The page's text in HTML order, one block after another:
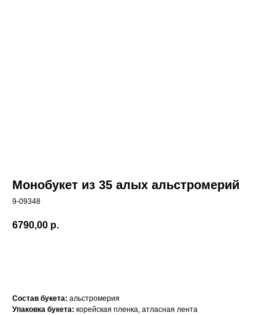
Монобукет из 35 алых альстромерий
9-09348
6790,00 р.
Состав букета: альстромерия
Упаковка букета: корейская пленка, атласная лента